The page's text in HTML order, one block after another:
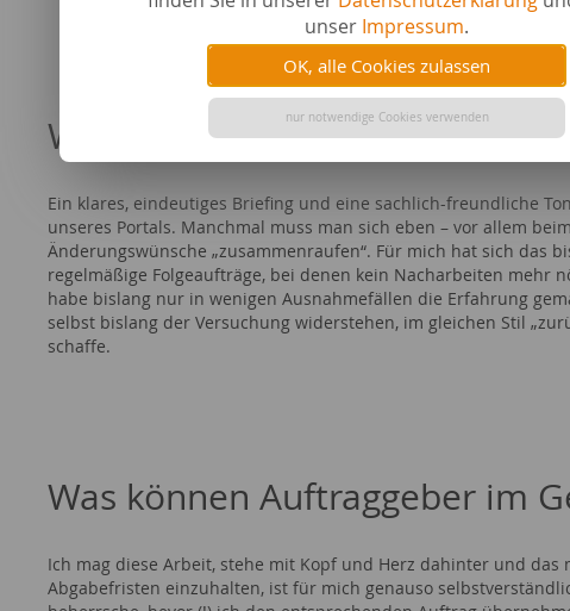
unser Impressum.
OK, alle Cookies zulassen
nur notwendige Cookies verwenden
Was erwarten Sie von den
Ein klares, eindeutiges Briefing und eine sachlich-freundliche
unseres Portals. Manchmal muss man sich eben – vor allem
Änderungswünsche „zusammenraufen“. Für mich hat sich das
regelmäßige Folgeaufträge, bei denen kein Nacharbeiten mehr
habe bislang nur in wenigen Ausnahmefällen die Erfahrung
selbst bislang der Versuchung widerstehen, im gleichen Stil
schaffe.
Was können Auftraggeber im
Ich mag diese Arbeit, stehe mit Kopf und Herz dahinter und das
Abgabefristen einzuhalten, ist für mich genauso